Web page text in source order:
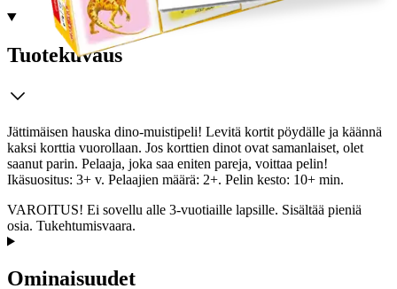
Tuotekuvaus
Jättimäisen hauska dino-muistipeli! Levitä kortit pöydälle ja käännä
kaksi korttia vuorollaan. Jos korttien dinot ovat samanlaiset, olet
saanut parin. Pelaaja, joka saa eniten pareja, voittaa pelin!
Ikäsuositus: 3+ v. Pelaajien määrä: 2+. Pelin kesto: 10+ min.
VAROITUS! Ei sovellu alle 3-vuotiaille lapsille. Sisältää pieniä
osia. Tukehtumisvaara.
Ominaisuudet